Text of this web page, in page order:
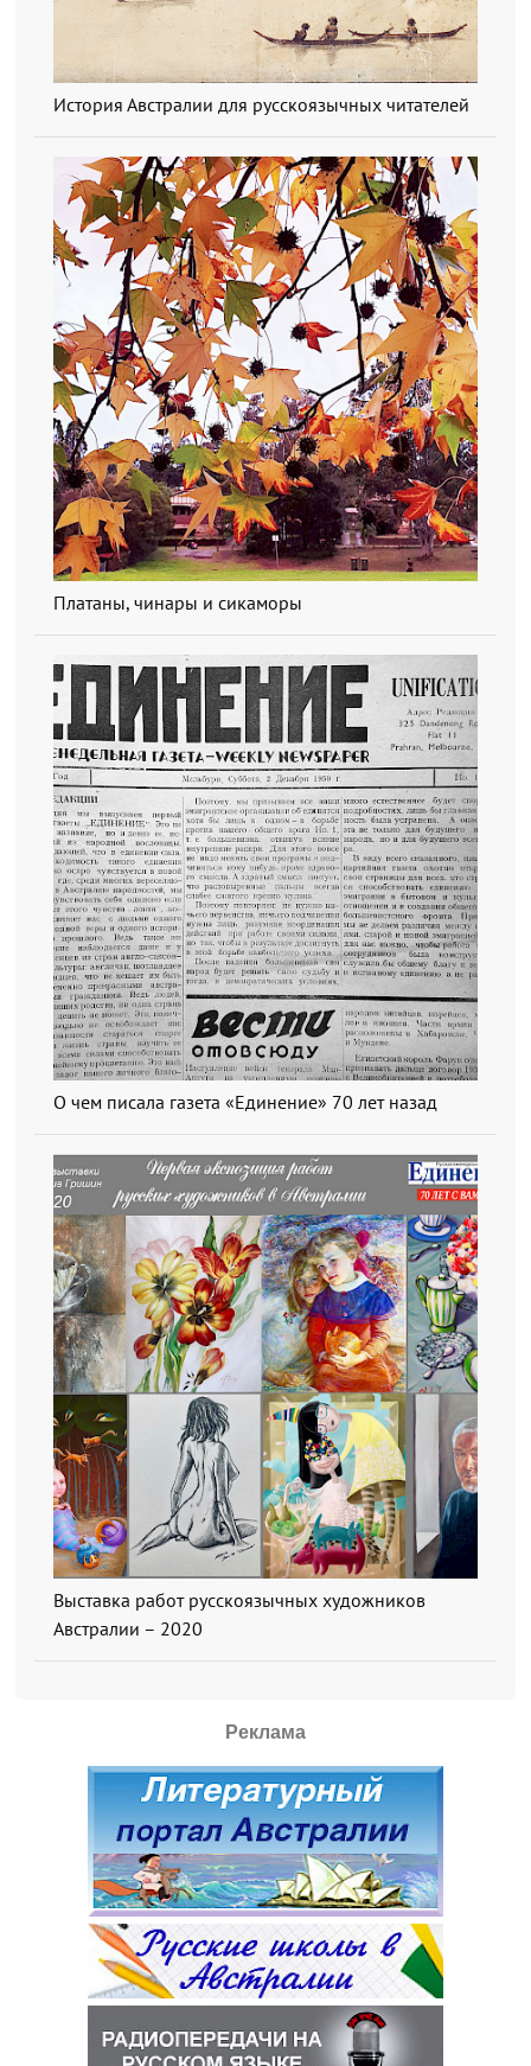
История Австралии для русскоязычных читателей
Платаны, чинары и сикаморы
О чем писала газета «Единение» 70 лет назад
Выставка работ русскоязычных художников
Австралии – 2020
Реклама